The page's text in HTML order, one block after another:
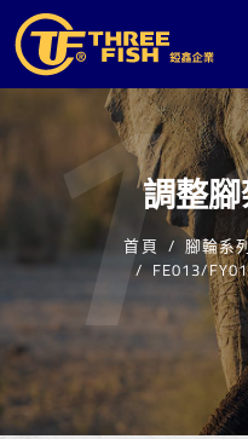
調整
首頁 腳輪系
FE013/